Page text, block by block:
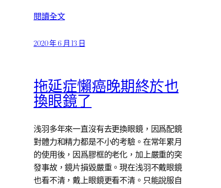
閱讀全文
2020 年 6 月 13 日
拖延症懶癌晚期終於也
換眼鏡了
浅羽多年來一直沒有去更換眼鏡，因爲配鏡
對體力和精力都是不小的考驗。在常年累月
的使用後，因爲膠框的老化，加上嚴重的突
發事故，鏡片損毀嚴重。現在浅羽不戴眼鏡
也看不清，戴上眼鏡更看不清。只能說服自